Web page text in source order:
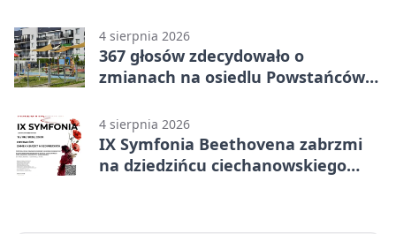
4 sierpnia 2026
367 głosów zdecydowało o
zmianach na osiedlu Powstańców
4 sierpnia 2026
IX Symfonia Beethovena zabrzmi
na dziedzińcu ciechanowskiego